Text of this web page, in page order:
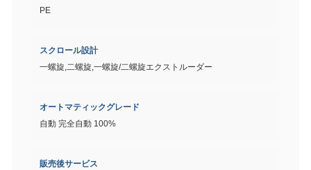
PE
スクロール設計
一螺旋,二螺旋,一螺旋/二螺旋エクストルーダー
オートマティックグレード
自動 完全自動 100%
販売後サービス